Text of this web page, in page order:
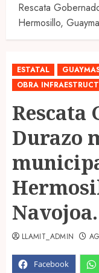
Rescata
Hermosillo,
ESTATAL
OBRA
Rescata
Durazo
Navojoa.
Facebook
LLAMIT_ADMIN